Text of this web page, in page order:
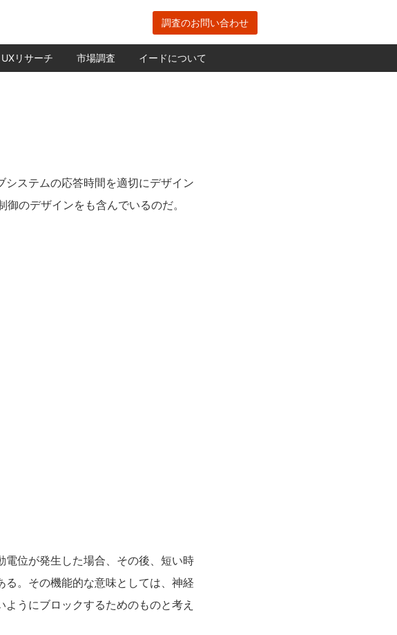
調査のお問い合わせ
UXリサーチ 市場調査 イードについて
ステムの応答時間を適切にデザイン
のデザインをも含んでいるのだ。
位が発生した場合、その後、短い時
。その機能的な意味としては、神経
うにブロックするためのものと考え